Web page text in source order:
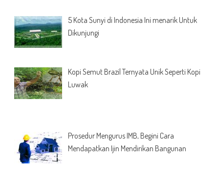
5 Kota Sunyi di Indonesia Ini menarik Untuk
Dikunjungi
Kopi Semut Brazil Ternyata Unik Seperti Kopi
Luwak
Prosedur Mengurus IMB, Begini Cara
Mendapatkan Ijin Mendirikan Bangunan